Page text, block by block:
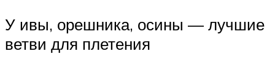
У ивы, орешника, осины — лучшие
ветви для плетения